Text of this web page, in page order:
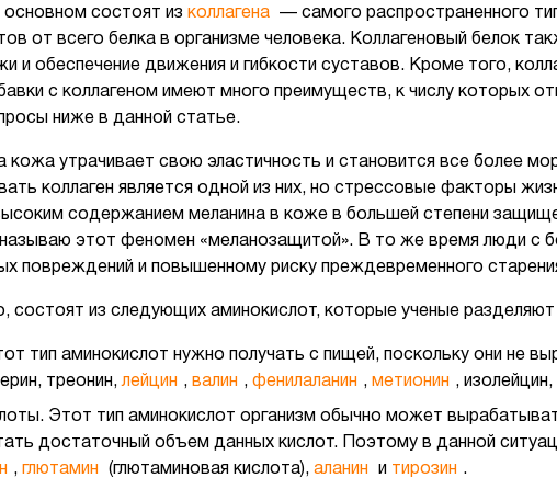
состоят из коллагена
— самого распространенного
от всего белка в организме человека. Коллагеновый белок
и обеспечение движения и гибкости суставов. Кроме того,
с коллагеном имеют много преимуществ, к числу которых
ниже в данной статье.
кожа утрачивает свою эластичность и становится все более
коллаген является одной из них, но стрессовые факторы
содержанием меланина в коже в большей степени
этот феномен «меланозащитой». В то же время люди с
повреждений и повышенному риску преждевременного
состоят из следующих аминокислот, которые ученые разделяют
тип аминокислот нужно получать с пищей, поскольку они не
треонин, лейцин , валин , фенилаланин , метионин , изолейцин,
Этот тип аминокислот организм обычно может
достаточный объем данных кислот. Поэтому в данной
, глютамин (глютаминовая кислота), аланин и тирозин .